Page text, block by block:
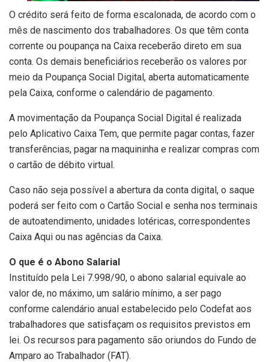
O crédito será feito de forma escalonada, de acordo com o
mês de nascimento dos trabalhadores. Os que têm conta
corrente ou poupança na Caixa receberão direto em sua
conta. Os demais beneficiários receberão os valores por
meio da Poupança Social Digital, aberta automaticamente
pela Caixa, conforme o calendário de pagamento.
A movimentação da Poupança Social Digital é realizada
pelo Aplicativo Caixa Tem, que permite pagar contas, fazer
transferências, pagar na maquininha e realizar compras com
o cartão de débito virtual.
Caso não seja possível a abertura da conta digital, o saque
poderá ser feito com o Cartão Social e senha nos terminais
de autoatendimento, unidades lotéricas, correspondentes
Caixa Aqui ou nas agências da Caixa.
O que é o Abono Salarial
Instituído pela Lei 7.998/90, o abono salarial equivale ao
valor de, no máximo, um salário mínimo, a ser pago
conforme calendário anual estabelecido pelo Codefat aos
trabalhadores que satisfaçam os requisitos previstos em
lei. Os recursos para pagamento são oriundos do Fundo de
Amparo ao Trabalhador (FAT).